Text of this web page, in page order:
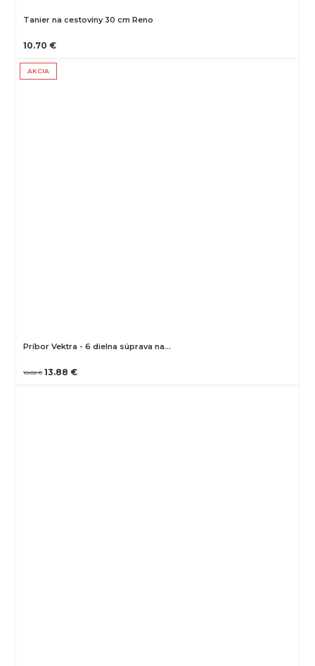
Tanier na cestoviny 30 cm Reno
10.70 €
AKCIA
Príbor Vektra - 6 dielna súprava na…
18.02 € 13.88 €